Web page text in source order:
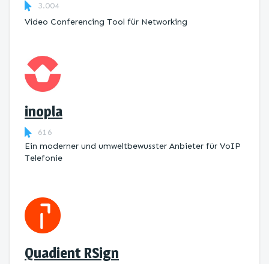
3.004
Video Conferencing Tool für Networking
inopla
616
Ein moderner und umweltbewusster Anbieter für VoIP
Telefonie
Quadient RSign